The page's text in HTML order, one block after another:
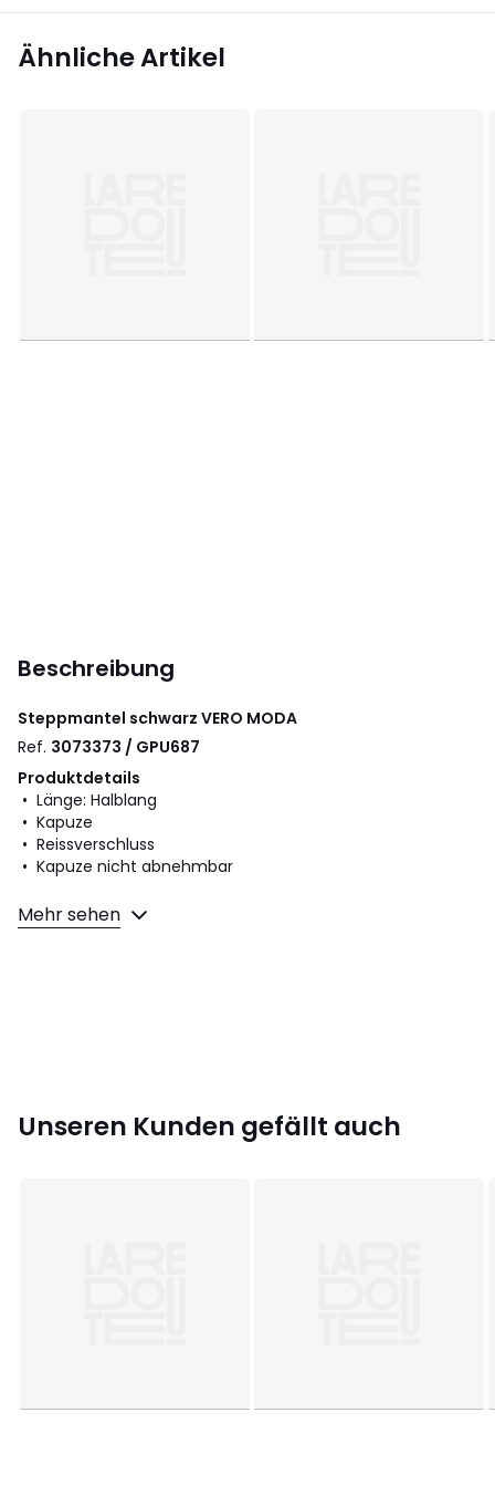
Ähnliche Artikel
Beschreibung
Steppmantel schwarz VERO MODA
Ref. 3073373 / GPU687
Produktdetails
• Länge: Halblang
• Kapuze
• Reissverschluss
• Kapuze nicht abnehmbar
Material und Pflege
• 100% Polyester
Mehr sehen
Unseren Kunden gefällt auch